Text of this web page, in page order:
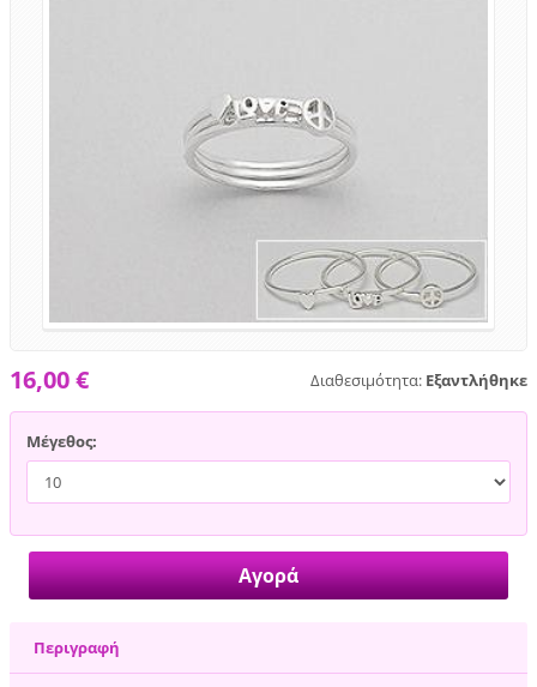
Διαθεσιμότητα: Εξαντλήθηκε
16,00 €
Μέγεθος:
Περιγραφή